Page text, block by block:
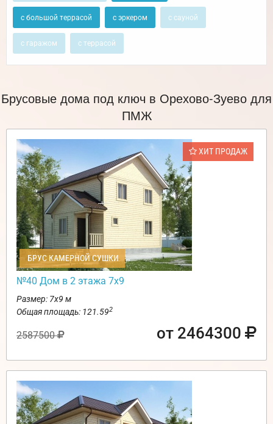
с большой террасой с эркером с сауной
с гаражом с террасой
Брусовые дома под ключ в Орехово-Зуево для
ПМЖ
ХИТ ПРОДАЖ
БРУС КАМЕРНОЙ СУШКИ
№40 Дом в 2 этажа 7х9
Размер: 7х9 м
Общая площадь: 121.592
2587500 от 2464300